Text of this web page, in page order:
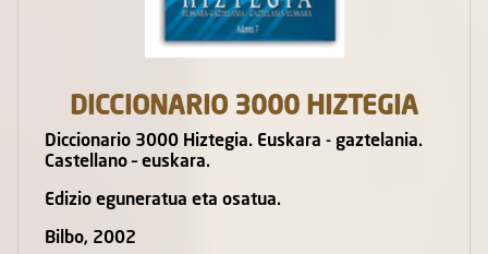
DICCIONARIO 3000 HIZTEGIA
Diccionario 3000 Hiztegia. Euskara - gaztelania.
Castellano – euskara.
Edizio eguneratua eta osatua.
Bilbo, 2002